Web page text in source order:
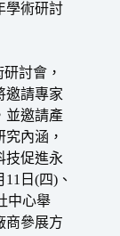
學術研討
討會，
邀請專家
並邀請產
內涵，
技促進永
日(四)、
中心舉
商參展方